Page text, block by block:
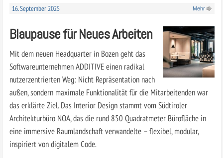
16. September 2025 Mehr
Blaupause für Neues Arbeiten
Mit dem neuen Headquarter in Bozen geht das
Softwareunternehmen ADDITIVE einen radikal
nutzerzentrierten Weg: Nicht Repräsentation nach
außen, sondern maximale Funktionalität für die Mitarbeitenden war
das erklärte Ziel. Das Interior Design stammt vom Südtiroler
Architekturbüro NOA, das die rund 850 Quadratmeter Bürofläche in
eine immersive Raumlandschaft verwandelte – flexibel, modular,
inspiriert von digitalem Code.